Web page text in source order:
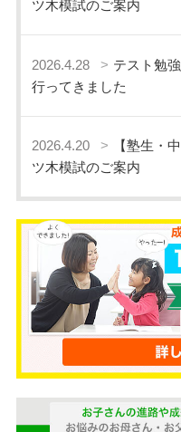
ツ木模試のご案内
2026.4.28
テスト勉
行ってきました
2026.4.20
【塾生・
ツ木模試のご案内